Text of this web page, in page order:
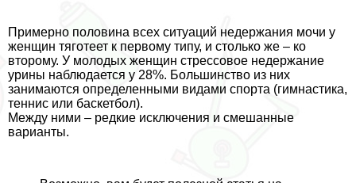
Примерно половина всех ситуаций недержания мочи у
женщин тяготеет к первому типу, и столько же – ко
второму. У молодых женщин стрессовое недержание
урины наблюдается у 28%. Большинство из них
занимаются определенными видами спорта (гимнастика,
теннис или баскетбол).
Между ними – редкие исключения и смешанные
варианты.